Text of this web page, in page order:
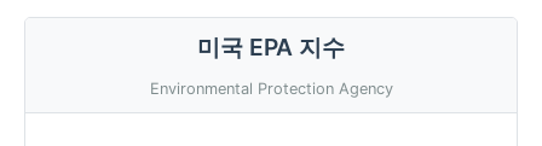
미국 EPA 지수
Environmental Protection Agency